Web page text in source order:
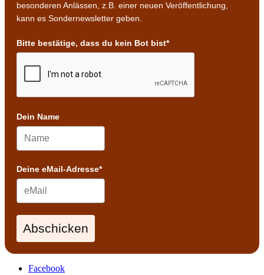
besonderen Anlässen, z.B. einer neuen Veröffentlichung,
kann es Sondernewsletter geben.
Bitte bestätige, dass du kein Bot bist*
Dein Name
Deine eMail-Adresse*
Abschicken
Facebook